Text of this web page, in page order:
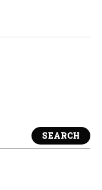
la evidencia
SEARCH